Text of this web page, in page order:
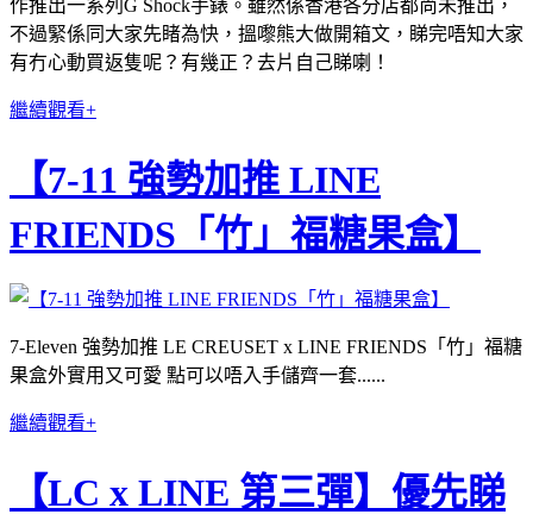
作推出一系列G Shock手錶。雖然係香港各分店都尚未推出，
不過緊係同大家先睹為快，搵嚟熊大做開箱文，睇完唔知大家
有冇心動買返隻呢？有幾正？去片自己睇喇！
繼續觀看+
【7-11 強勢加推 LINE
FRIENDS「竹」福糖果盒】
7-Eleven 強勢加推 LE CREUSET x LINE FRIENDS「竹」福糖
果盒外實用又可愛 點可以唔入手儲齊一套......
繼續觀看+
【LC x LINE 第三彈】優先睇